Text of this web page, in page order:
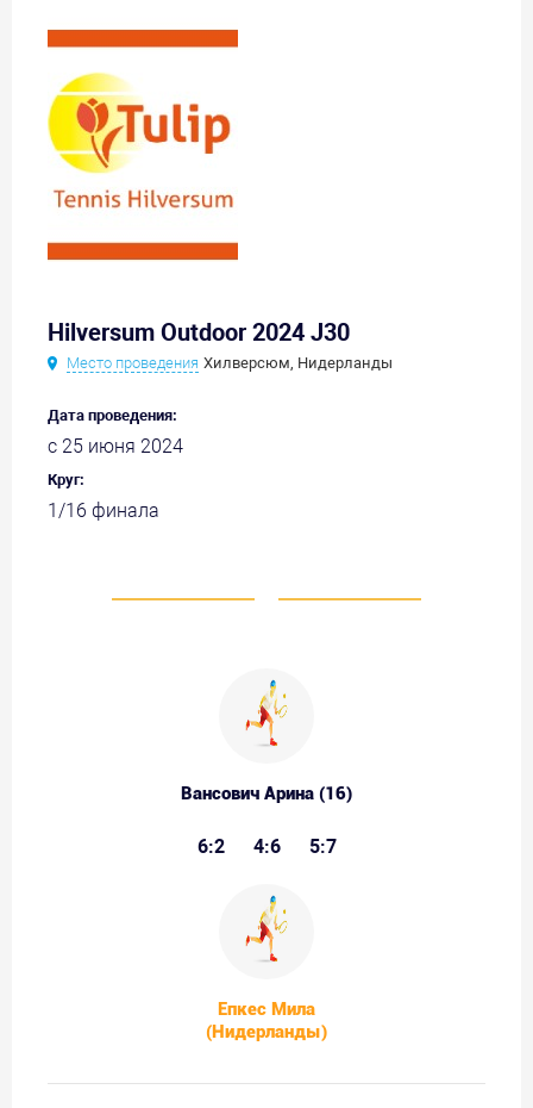
Hilversum Outdoor 2024 J30
Место проведения Хилверсюм, Нидерланды
Дата проведения:
с 25 июня 2024
Круг:
1/16 финала
Вансович Арина (16)
6:2 4:6 5:7
Епкес Мила
(Нидерланды)